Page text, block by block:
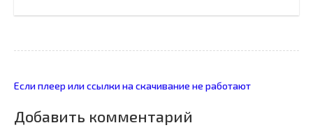
Если плеер или ссылки на скачивание не работают
Добавить комментарий